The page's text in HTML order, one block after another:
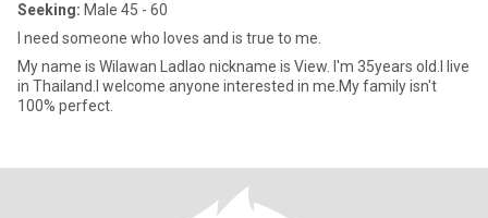
Seeking: Male 45 - 60
I need someone who loves and is true to me.
My name is Wilawan Ladlao nickname is View. I'm 35years old.I live
in Thailand.I welcome anyone interested in me.My family isn't
100% perfect.